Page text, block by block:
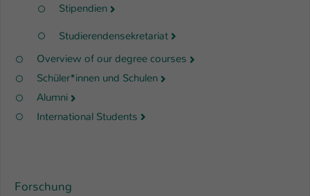
Stipendien
Studierendensekretariat
Overview of our degree courses
Schüler*innen und Schulen
Alumni
International Students
Forschung